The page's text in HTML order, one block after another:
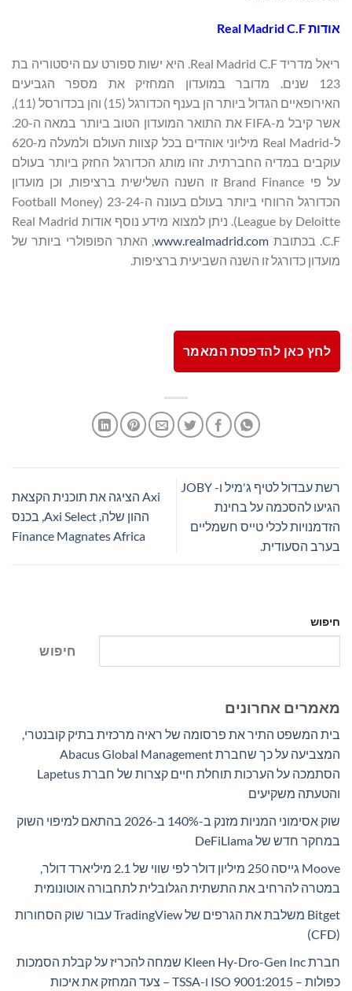
אודותReal Madrid C.F
ריאל מדריד Real Madrid C.F. היא ישות ספורט עם היסטוריה בת
123 שנים. מדובר במועדון המחזיק את מספר הגביעים
האירופאיים הגדול ביותר הן בענף הכדורגל (15) והן בכדורסל (11),
אשר קיבל מ-FIFA את התואר המועדון הטוב ביותר במאה ה-20.
ל-Real Madrid מיליוני אוהדים בכל קצוות העולם ולמעלה מ-620
עוקבים במדיה החברתית. זהו מותג הכדורגל החזק ביותר בעולם
על פי Brand Finance זו השנה השלישית ברציפות, וכן מועדון
הכדורגל הרווחי ביותר בעולם בעונה ה-23-24 (Football Money
League by Deloitte). ניתן למצוא מידע נוסף אודות Real Madrid
C.F. בכתובת
www.realmadrid.com, האתר הפופולרי ביותר של
מועדון כדורגל זו השנה השביעית ברציפות.
לחץ כאן להדפסת המאמר
רשת עבדול לטיף ג'מיל ו- JOBY
הגיעו להסכמה על בחינת
הזדמנויות לכלי טייס חשמליים
בערב הסעודית.
Axi הציגה את תוכנית הקצאת
ההון שלה, Axi Select, בכנס
Finance Magnates Africa
חיפוש
חיפוש
מאמרים אחרונים
בית המשפט התיר את פרסומה של ראיה מרכזית בתיק קובנטרי,
המצביעה על כך שחברת Abacus Global Management
הסתמכה על הערכות תוחלת חיים קצרות של חברת Lapetus
והטעתה משקיעים
שוק אסימוני המניות מזנק ב-140% ב-2026 בהתאם למיפוי השוק
במחקר חדש של DeFiLlama
Moove גייסה 250 מיליון דולר לפי שווי של 2.1 מיליארד דולר,
במטרה להרחיב את התשתית הגלובלית לתחבורה אוטונומית
Bitget משלבת את הגרפים של TradingView עבור שוק הסחורות
(CFD)
חברת Kleen Hy-Dro-Gen Inc שמחה להכריז על קבלת הסמכות
כפולות – ISO 9001:2015 ו-TSSA – צעד המחזק את איכות